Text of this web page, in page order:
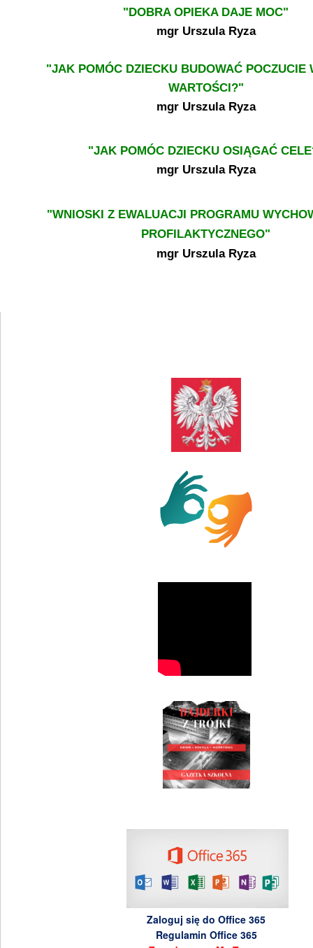
"DOBRA OPIEKA DAJE MOC"
mgr Urszula Ryza
"JAK POMÓC DZIECKU BUDOWAĆ POCZUCIE
WARTOŚCI?"
mgr Urszula Ryza
"JAK POMÓC DZIECKU OSIĄGAĆ
mgr Urszula Ryza
"WNIOSKI Z EWALUACJI PROGRAMU
PROFILAKTYCZNEGO"
mgr Urszula Ryza
Zaloguj się do Office 365
Regulamin Office 365